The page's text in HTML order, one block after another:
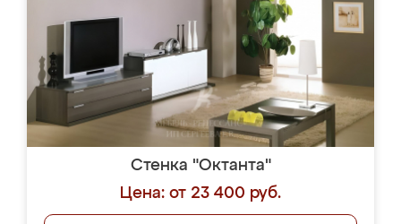
Стенка "Октанта"
Цена: от 23 400 руб.